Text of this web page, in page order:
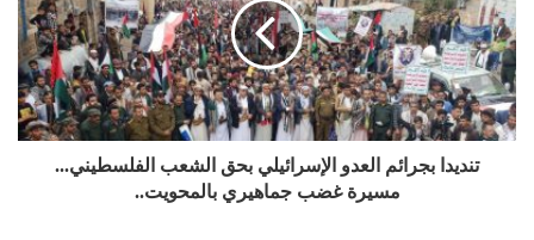
تنديدا بجرائم العدو الإسرائيلي بحق الشعب الفلسطيني...
مسيرة غضب جماهيري بالمحويت..